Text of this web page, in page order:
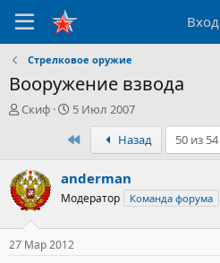
Вход
Стрелковое оружие
Вооружение взвода
А
р
т
е
м
ы
Скиф
Д
т
н
а
ч
л
а
5 Июл 2007
ПервыйНазад 50 из 54
anderman
Модератор Команда форума
27 Мар 2012